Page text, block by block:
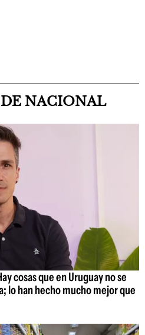
NACIONAL
cosas que en Uruguay no se
lo han hecho mucho mejor que